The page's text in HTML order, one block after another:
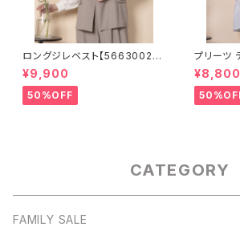
ロングジレベスト【5663002】S
ET可
¥9,900
50%OFF
プリーツ
4004】
¥8,800
CATEGORY
FAMILY SALE